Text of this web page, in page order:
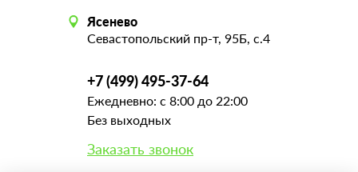
Ясенево
Севастопольский пр-т, 95Б, с.4
+7 (499) 495-37-64
Ежедневно: с 8:00 до 22:00
Без выходных
Заказать звонок